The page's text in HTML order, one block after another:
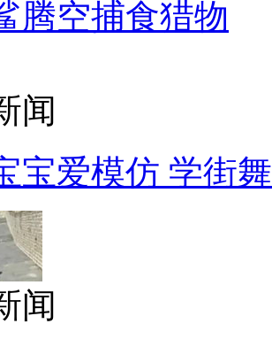
腾空捕食猎物
闻
宝爱模仿 学街
闻